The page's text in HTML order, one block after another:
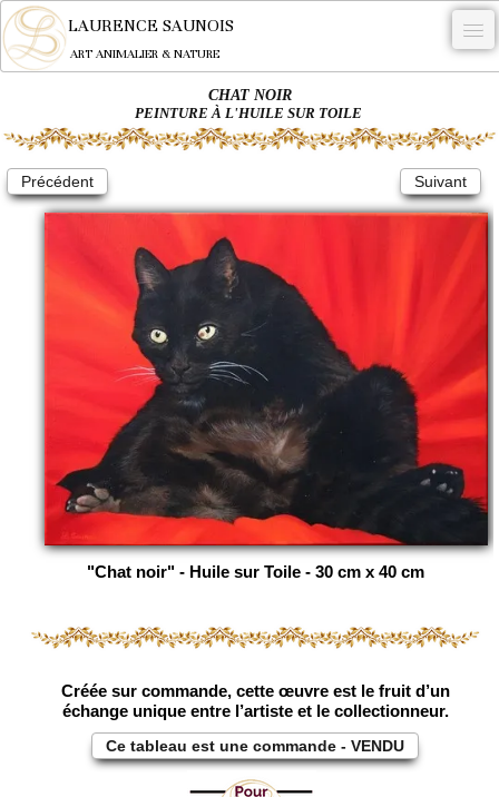
LAURENCE SAUNOIS
ART ANIMALIER & NATURE
NYMPHEUS LUMINANSIS.
OEUVRES
COMMANDE
Français
0
CHAT NOIR
PEINTURE À L'HUILE SUR TOILE
Précédent Suivant
"Chat noir" - Huile sur Toile - 30 cm x 40 cm
Créée sur commande, cette œuvre est le fruit d’un
échange unique entre l’artiste et le collectionneur.
Ce tableau est une commande - VENDU